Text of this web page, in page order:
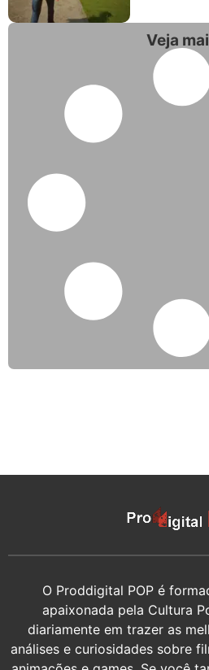
Veja
O Proddigital POP é
apaixonada pela Cultura
diariamente em trazer as
análises e curiosidades sobre